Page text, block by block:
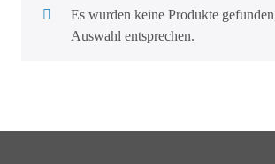
Es wurden keine Produkte
Auswahl entsprechen.